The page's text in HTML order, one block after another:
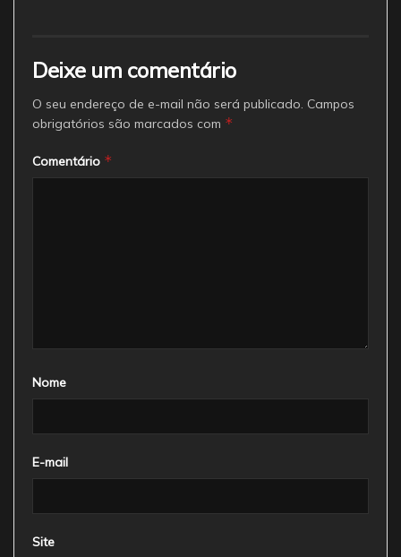
Deixe um comentário
O seu endereço de e-mail não será publicado. Campos
obrigatórios são marcados com *
Comentário *
Nome
E-mail
Site